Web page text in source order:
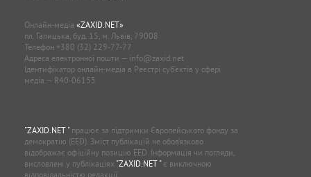
Онлайн-медіа «ZAXID.NET»
пл. Галицька, буд. 15, м. Львів, 79008
Телефон +380 (32) 229-77-77
Адреса електронної пошти — info@zaxid.net
Ідентифікатор онлайн-медіа в Реєстрі суб'єктів у сфері
медіа — R40-06155
"ZAXID.NET "працює за підтримки Європейського фонду за
демократію (EED). Зміст публікацій не обов’язково
відображає офіційну позицію EED. Інформація чи погляди,
висловлені у публікаціях "ZAXID.NET "є виключною
відповідальністю редакції.